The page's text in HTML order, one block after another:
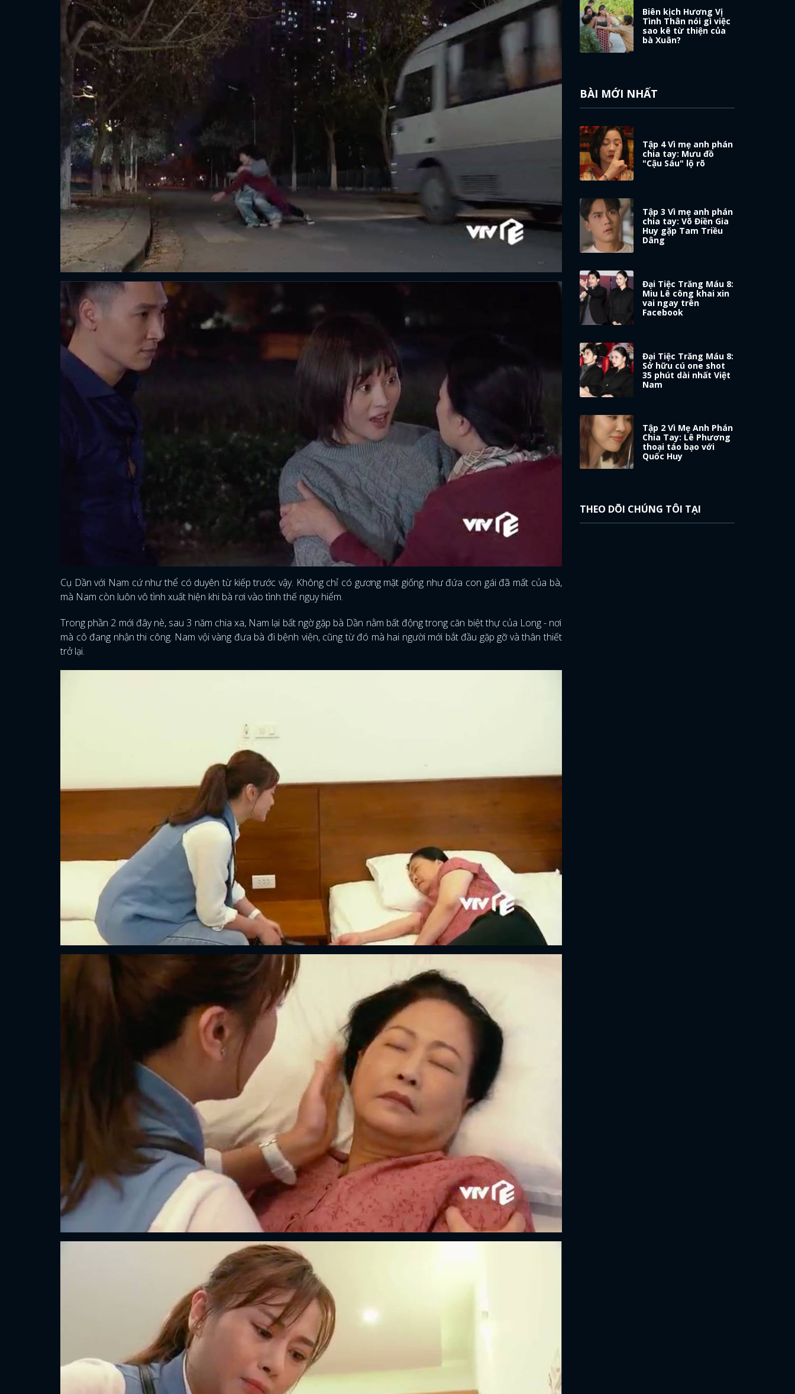
ĐĂNG NHẬP
FACEBOOK GOOGLE
Cụ Dần với Nam cứ như thể có duyên từ kiếp trước vậy. Không chỉ có gương mặt giống như đứa con gái đã mất của bà,
mà Nam còn luôn vô tình xuất hiện khi bà rơi vào tình thế nguy hiểm.
Trong phần 2 mới đây nè, sau 3 năm chia xa, Nam lại bất ngờ gặp bà Dần nằm bất động trong căn biệt thự của Long - nơi
mà cô đang nhận thi công. Nam vội vàng đưa bà đi bệnh viện, cũng từ đó mà hai người mới bắt đầu gặp gỡ và thân thiết
trở lại.
Biên kịch Hương Vị
Tình Thân nói gì việc
sao kê từ thiện của
bà Xuân?
BÀI MỚI NHẤT
Tập 4 Vì mẹ anh phán
chia tay: Mưu đồ
"Cậu Sáu" lộ rõ
Tập 3 Vì mẹ anh phán
chia tay: Võ Điền Gia
Huy gặp Tam Triều
Dâng
Đại Tiệc Trăng Máu 8:
Miu Lê công khai xin
vai ngay trên
Facebook
Đại Tiệc Trăng Máu 8:
Sở hữu cú one shot
35 phút dài nhất Việt
Nam
Tập 2 Vì Mẹ Anh Phán
Chia Tay: Lê Phương
thoại táo bạo với
Quốc Huy
THEO DÕI CHÚNG TÔI TẠI